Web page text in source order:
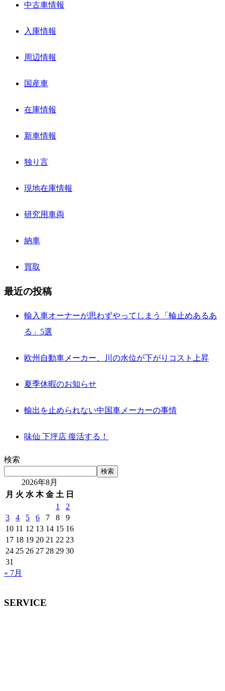
中古車情報
入庫情報
周辺情報
国産車
在庫情報
新車情報
独り言
現地在庫情報
研究用車両
納車
買取
最近の投稿
輸入車オーナーが思わずやってしまう「輪止めあるあ
る」5選
欧州自動車メーカー、川の水位が下がりコスト上昇
夏季休暇のお知らせ
輸出を止められない中国車メーカーの事情
味仙 下坪店 復活する！
検索
検索
2026年8月
月 火 水 木 金 土 日
1
2
3
4 5 6 7 8
9
10 11 12 13 14 15 16
17 18 19 20 21 22 23
24 25 26 27 28 29 30
31
« 7月
SERVICE